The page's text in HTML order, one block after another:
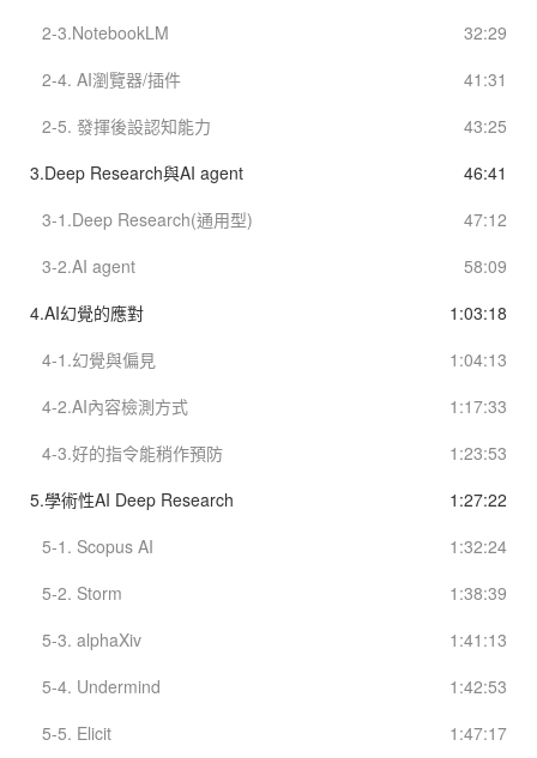
32:29
2-3.NotebookLM
41:31
2-4. AI瀏覽器/插件
43:25
2-5. 發揮後設認知能力
46:41
3.Deep Research與AI agent
47:12
3-1.Deep Research(通用型)
58:09
3-2.AI agent
1:03:18
4.AI幻覺的應對
1:04:13
4-1.幻覺與偏見
1:17:33
4-2.AI內容檢測方式
1:23:53
4-3.好的指令能稍作預防
1:27:22
5.學術性AI Deep Research
1:32:24
5-1. Scopus AI
1:38:39
5-2. Storm
1:41:13
5-3. alphaXiv
1:42:53
5-4. Undermind
1:47:17
5-5. Elicit